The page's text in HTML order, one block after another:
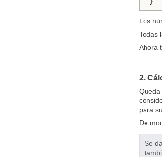
}
Los
Todas
Ahora
2.
Queda
para
De
Se